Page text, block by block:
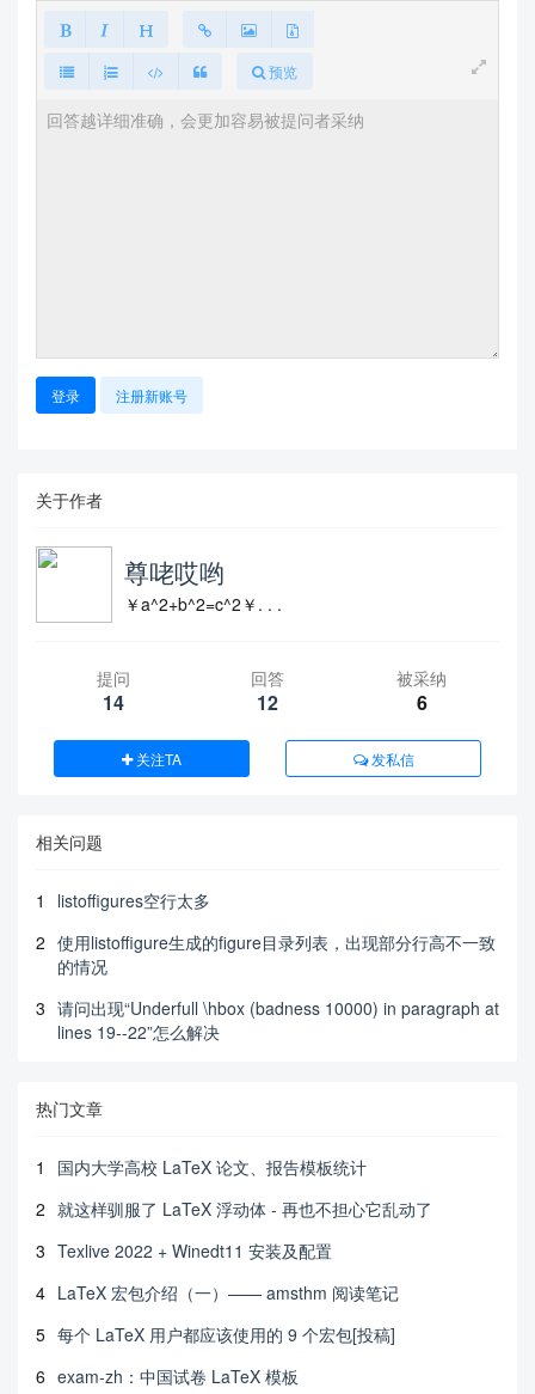
预览
登录 注册新账号
关于作者
尊咾哎哟
￥a^2+b^2=c^2￥. . .
提问
14
回答
12
被采纳
6
关注TA 发私信
相关问题
1
listoffigures空行太多
2 使用listoffigure生成的figure目录列表，出现部分行高不一致
的情况
3 请问出现“Underfull \hbox (badness 10000) in paragraph at
lines 19--22”怎么解决
热门文章
1
国内大学高校 LaTeX 论文、报告模板统计
2 就这样驯服了 LaTeX 浮动体 - 再也不担心它乱动了
3 Texlive 2022 + Winedt11 安装及配置
4 LaTeX 宏包介绍（一）—— amsthm 阅读笔记
5 每个 LaTeX 用户都应该使用的 9 个宏包[投稿]
6 exam-zh：中国试卷 LaTeX 模板